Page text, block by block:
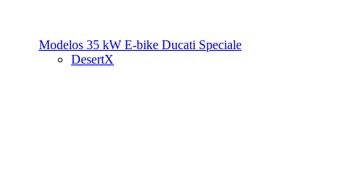
Modelos 35 kW E-bike Ducati Speciale
DesertX